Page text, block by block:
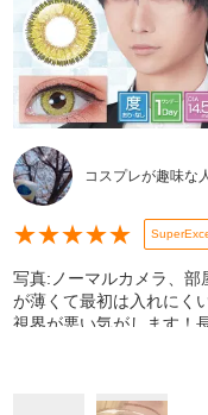
コスプレが趣味な
★★★★★
写真:ノーマルカメラ、
が薄くて最初は入れにく
視界が悪い気がします！
長時間つける人は目薬必
どつけたままでしたが僕